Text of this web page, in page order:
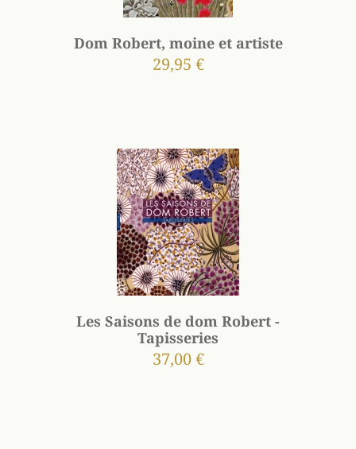
Dom Robert, moine et artiste
29,95 €
Les Saisons de dom Robert -
Tapisseries
37,00 €